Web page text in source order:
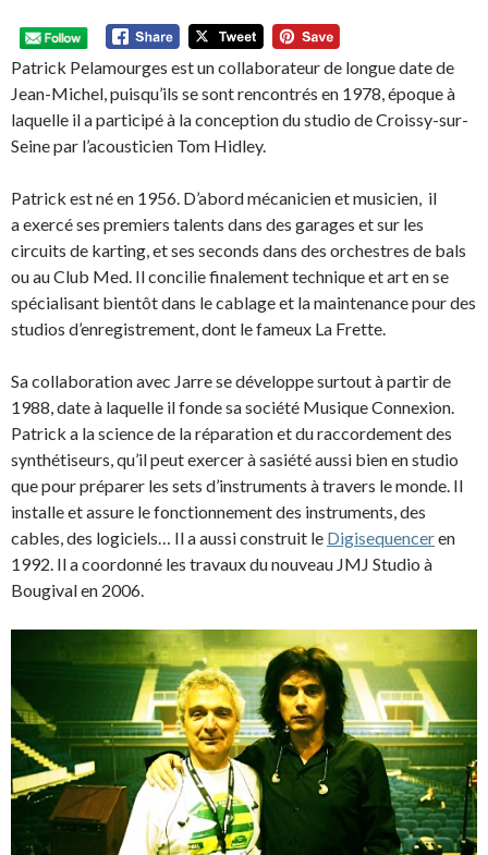
Patrick Pelamourges est un collaborateur de longue date de
Jean-Michel, puisqu’ils se sont rencontrés en 1978, époque à
laquelle il a participé à la conception du studio de Croissy-sur-
Seine par l’acousticien Tom Hidley.
Patrick est né en 1956. D’abord mécanicien et musicien, il
a exercé ses premiers talents dans des garages et sur les
circuits de karting, et ses seconds dans des orchestres de bals
ou au Club Med. Il concilie finalement technique et art en se
spécialisant bientôt dans le cablage et la maintenance pour des
studios d’enregistrement, dont le fameux La Frette.
Sa collaboration avec Jarre se développe surtout à partir de
1988, date à laquelle il fonde sa société Musique Connexion.
Patrick a la science de la réparation et du raccordement des
synthétiseurs, qu’il peut exercer à sasiété aussi bien en studio
que pour préparer les sets d’instruments à travers le monde. Il
installe et assure le fonctionnement des instruments, des
cables, des logiciels… Il a aussi construit le Digisequenceren
1992. Il a coordonné les travaux du nouveau JMJ Studio à
Bougival en 2006.